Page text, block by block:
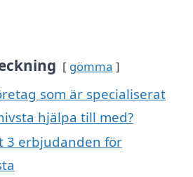
gömma
som är specialiserat
hjälpa till med?
3 erbjudanden för